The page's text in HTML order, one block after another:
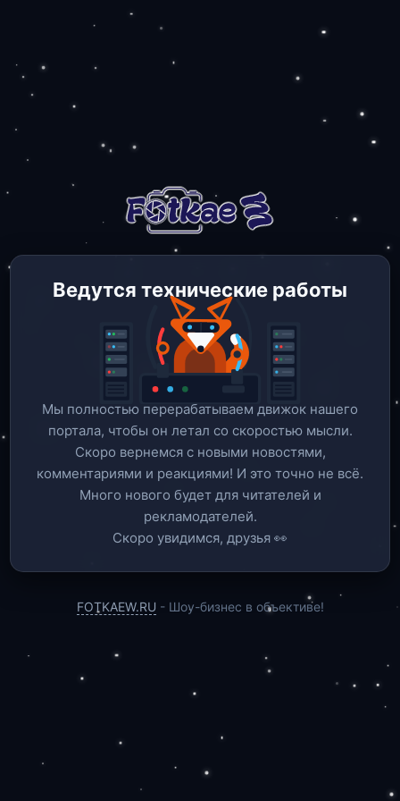
Ведутся технические работы
Мы полностью перерабатываем движок нашего
портала, чтобы он летал со скоростью мысли.
Скоро вернемся c новыми новостями,
комментариями и реакциями! И это точно не всё.
Много нового будет для читателей и
рекламодателей.
Скоро увидимся, друзья 👀
FOTKAEW.RU - Шоу-бизнес в объективе!